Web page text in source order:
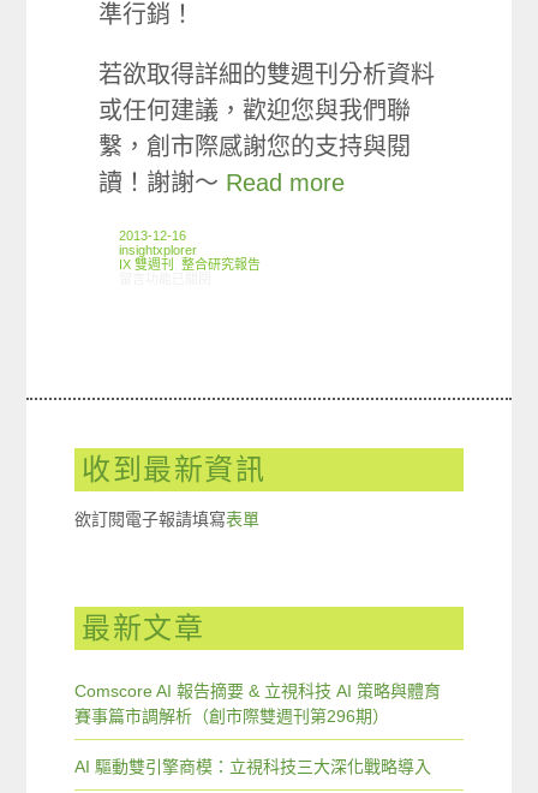
準行銷！
若欲取得詳細的雙週刊分析資料
或任何建議，歡迎您與我們聯
繫，創市際感謝您的支持與閱
讀！謝謝～ Read more
2013-12-16
insightxplorer
IX 雙週刊
,整合研究報告
收到最新資訊
欲訂閱電子報請填寫表單
最新文章
Comscore AI 報告摘要 & 立視科技 AI 策略與體育
賽事篇市調解析（創市際雙週刊第296期）
AI 驅動雙引擎商模：立視科技三大深化戰略導入